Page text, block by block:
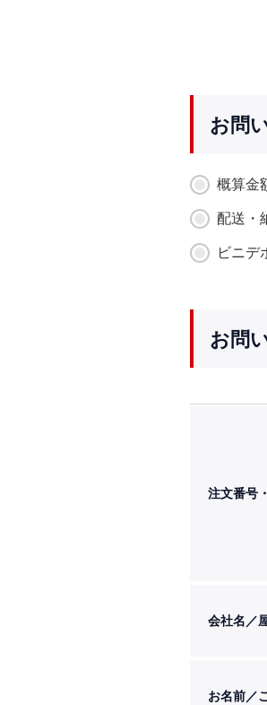
お問
概算金
配送・
ビニデ
お問
注文番号
会社名／
お名前／